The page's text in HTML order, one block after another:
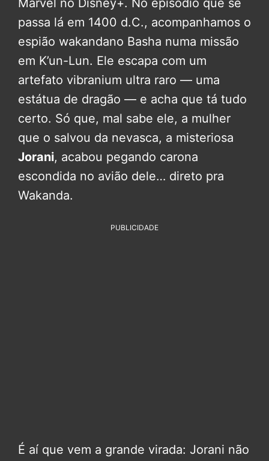
Marvel no Disney+. No episódio que se
passa lá em 1400 d.C., acompanhamos o
espião wakandano Basha numa missão
em K’un-Lun. Ele escapa com um
artefato vibranium ultra raro — uma
estátua de dragão — e acha que tá tudo
certo. Só que, mal sabe ele, a mulher
que o salvou da nevasca, a misteriosa
Jorani, acabou pegando carona
escondida no avião dele… direto pra
Wakanda.
PUBLICIDADE
É aí que vem a grande virada: Jorani não